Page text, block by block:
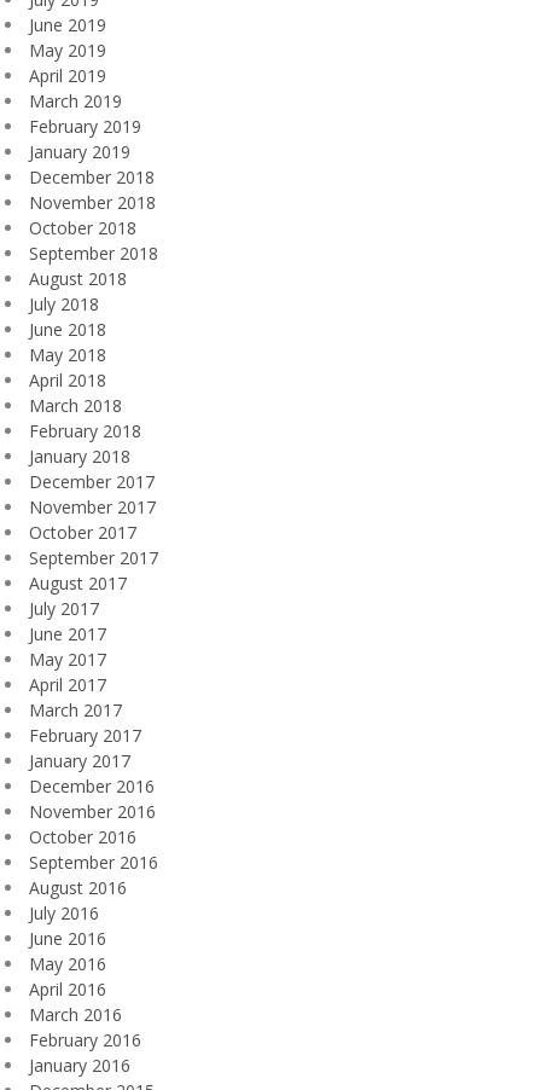
June 2019
May 2019
April 2019
March 2019
February 2019
January 2019
December 2018
November 2018
October 2018
September 2018
August 2018
July 2018
June 2018
May 2018
April 2018
March 2018
February 2018
January 2018
December 2017
November 2017
October 2017
September 2017
August 2017
July 2017
June 2017
May 2017
April 2017
March 2017
February 2017
January 2017
December 2016
November 2016
October 2016
September 2016
August 2016
July 2016
June 2016
May 2016
April 2016
March 2016
February 2016
January 2016